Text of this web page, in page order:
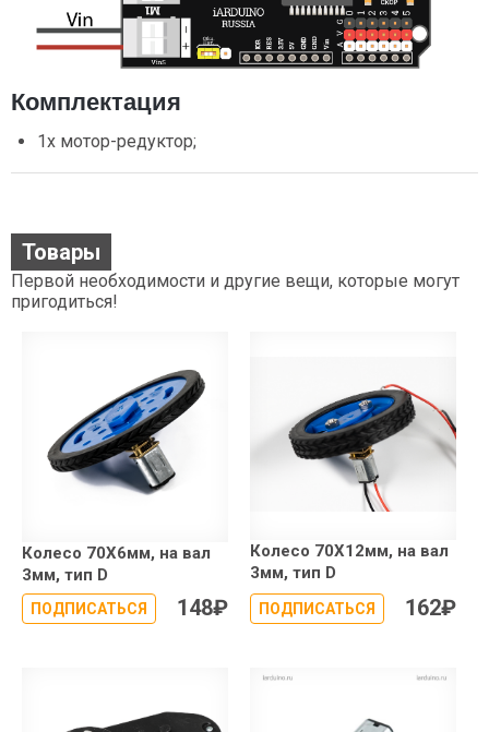
Комплектация
1х мотор-редуктор;
Товары
Первой необходимости и другие вещи, которые могут
пригодиться!
Колесо 70X6мм, на вал
3мм, тип D
ПОДПИСАТЬСЯ 148₽
Колесо 70X12мм, на вал
3мм, тип D
ПОДПИСАТЬСЯ 162₽